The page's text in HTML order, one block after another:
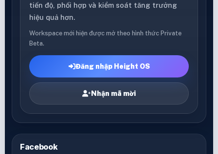
tiến độ, phối hợp và kiểm soát tăng trưởng
hiệu quả hơn.
Workspace mới hiện được mở theo hình thức Private
Beta.
Đăng nhập Height OS
Nhận mã mời
Facebook